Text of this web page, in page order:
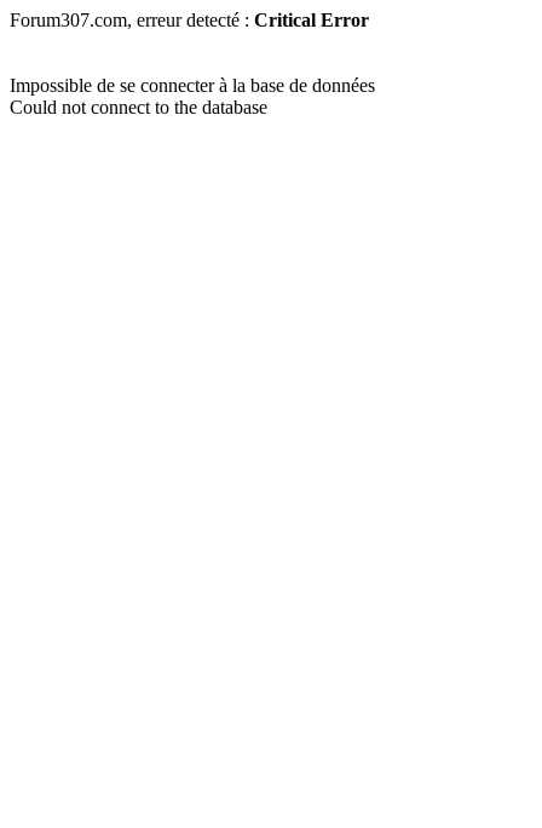
Forum307.com, erreur detecté : Critical Error
Impossible de se connecter à la base de données
Could not connect to the database